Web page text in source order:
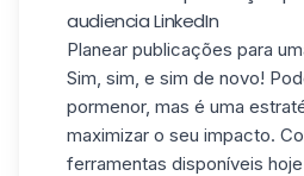
audiencia LinkedIn
Planear publicações para
Sim, sim, e sim de novo!
pormenor, mas é uma
maximizar o seu impacto.
ferramentas disponíveis